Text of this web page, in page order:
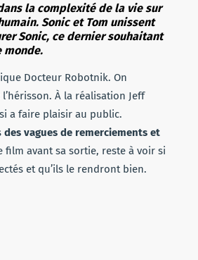
la complexité de la vie sur
Sonic et Tom unissent
Sonic, ce dernier souhaitant
monde.
Docteur Robotnik. On
À la réalisation Jeff
a faire plaisir au public.
des vagues de remerciements et
film avant sa sortie, reste à voir si
et qu’ils le rendront bien.